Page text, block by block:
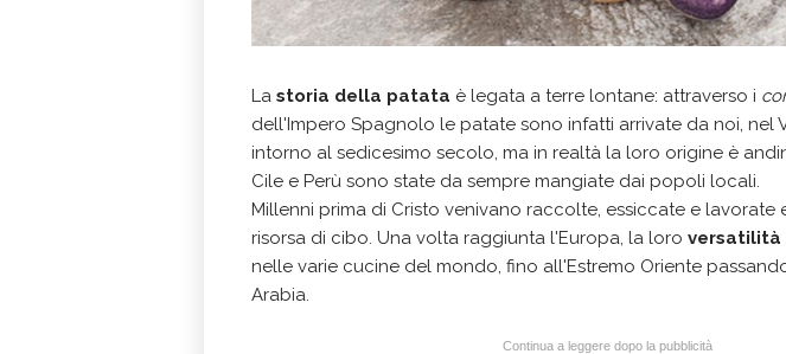
La storia della patata è legata a terre lontane: attraverso i
dell'Impero Spagnolo le patate sono infatti arrivate da noi, nel
intorno al sedicesimo secolo, ma in realtà la loro origine è
Cile e Perù sono state da sempre mangiate dai popoli locali.
Millenni prima di Cristo venivano raccolte, essiccate e lavorate
risorsa di cibo. Una volta raggiunta l'Europa, la loro versatilità
nelle varie cucine del mondo, fino all'Estremo Oriente
Arabia.
Continua a leggere dopo la pubblicità